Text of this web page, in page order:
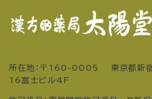
所在地：〒160-0005 東京都新
16富士ビル4F